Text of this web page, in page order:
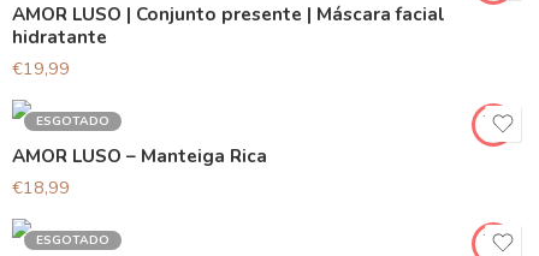
AMOR LUSO | Conjunto presente | Máscara facial
hidratante
€19,99
ESGOTADO
AMOR LUSO – Manteiga Rica
€18,99
ESGOTADO